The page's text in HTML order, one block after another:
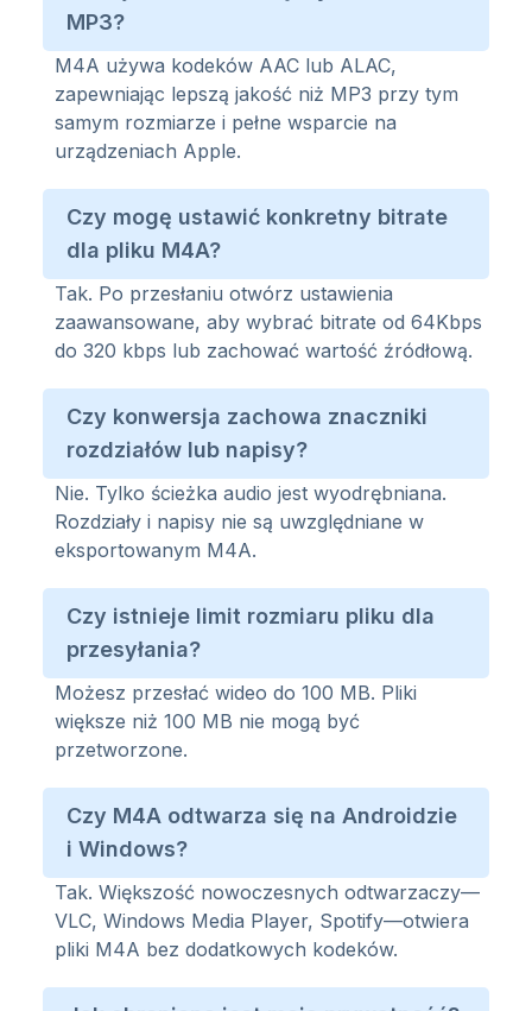
MP3?
M4A używa kodeków AAC lub ALAC,
zapewniając lepszą jakość niż MP3 przy tym
samym rozmiarze i pełne wsparcie na
urządzeniach Apple.
Czy mogę ustawić konkretny bitrate
dla pliku M4A?
Tak. Po przesłaniu otwórz ustawienia
zaawansowane, aby wybrać bitrate od 64Kbps
do 320 kbps lub zachować wartość źródłową.
Czy konwersja zachowa znaczniki
rozdziałów lub napisy?
Nie. Tylko ścieżka audio jest wyodrębniana.
Rozdziały i napisy nie są uwzględniane w
eksportowanym M4A.
Czy istnieje limit rozmiaru pliku dla
przesyłania?
Możesz przesłać wideo do 100 MB. Pliki
większe niż 100 MB nie mogą być
przetworzone.
Czy M4A odtwarza się na Androidzie
i Windows?
Tak. Większość nowoczesnych odtwarzaczy—
VLC, Windows Media Player, Spotify—otwiera
pliki M4A bez dodatkowych kodeków.